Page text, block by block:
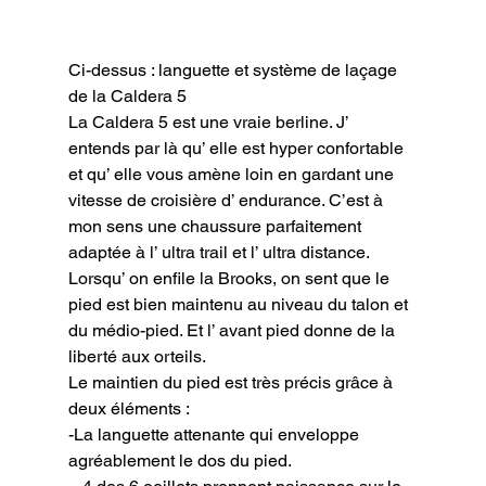
Ci-dessus : languette et système de laçage
de la Caldera 5
La Caldera 5 est une vraie berline. J’
entends par là qu’ elle est hyper confortable
et qu’ elle vous amène loin en gardant une
vitesse de croisière d’ endurance. C’est à
mon sens une chaussure parfaitement
adaptée à l’ ultra trail et l’ ultra distance.
Lorsqu’ on enfile la Brooks, on sent que le
pied est bien maintenu au niveau du talon et
du médio-pied. Et l’ avant pied donne de la
liberté aux orteils.
Le maintien du pied est très précis grâce à
deux éléments :
-La languette attenante qui enveloppe
agréablement le dos du pied.